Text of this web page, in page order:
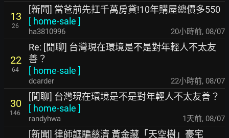
13
26
[新聞] 當爸前先扛千萬房貸!10年購屋總價多550
[ home-sale ]
ha3810996 20小時前, 08/07
22
64
Re: [閒聊] 台灣現在環境是不是對年輕人不太友
善？
[ home-sale ]
dcarder 22小時前, 08/07
30
146
[閒聊] 台灣現在環境是不是對年輕人不太友善？
[ home-sale ]
randyhwa 1天前, 08/07
[新聞] 律師誆騙慈濟 黃金藏「天空樹」豪宅